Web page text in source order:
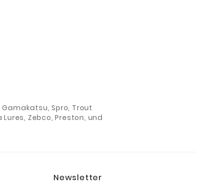
Spro, Trout
Zebco, Preston, und
Newsletter